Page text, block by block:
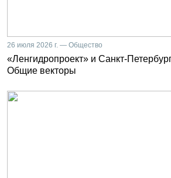
26 июля 2026 г. — Общество
«Ленгидропроект» и Санкт-
Общие векторы